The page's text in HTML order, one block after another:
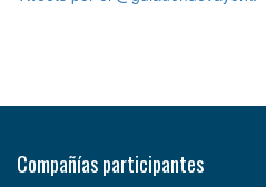
Compañías participantes